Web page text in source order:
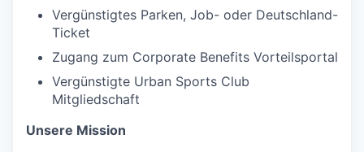
Vergünstigtes Parken, Job- oder Deutschland-
Ticket
Zugang zum Corporate Benefits Vorteilsportal
Vergünstigte Urban Sports Club
Mitgliedschaft
Unsere Mission